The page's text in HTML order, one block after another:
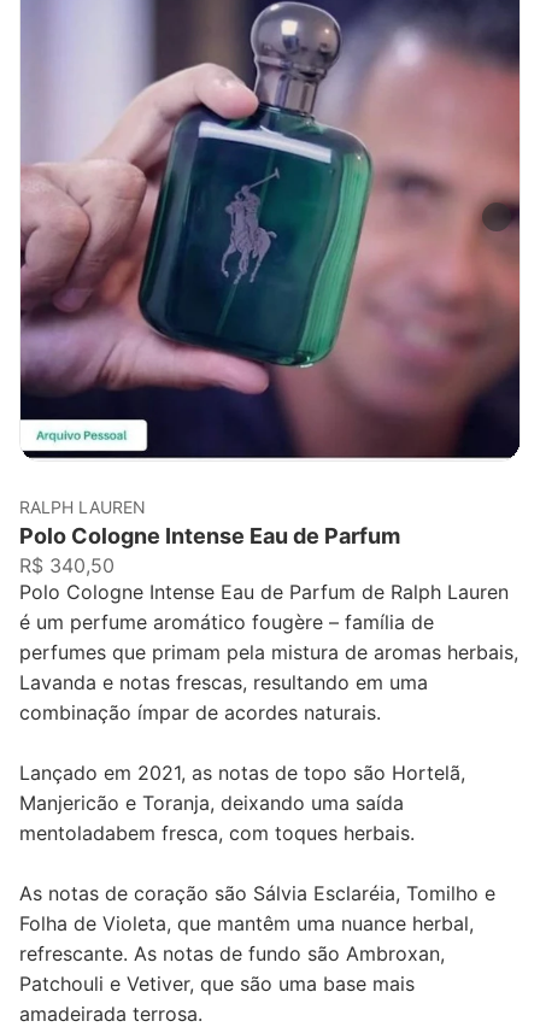
RALPH LAUREN
Polo Cologne Intense Eau de Parfum
R$ 340,50
Polo Cologne Intense Eau de Parfum de Ralph Lauren
é um perfume aromático fougère – família de
perfumes que primam pela mistura de aromas herbais,
Lavanda e notas frescas, resultando em uma
combinação ímpar de acordes naturais.
Lançado em 2021, as notas de topo são Hortelã,
Manjericão e Toranja, deixando uma saída
mentoladabem fresca, com toques herbais.
As notas de coração são Sálvia Esclaréia, Tomilho e
Folha de Violeta, que mantêm uma nuance herbal,
refrescante. As notas de fundo são Ambroxan,
Patchouli e Vetiver, que são uma base mais
amadeirada terrosa.